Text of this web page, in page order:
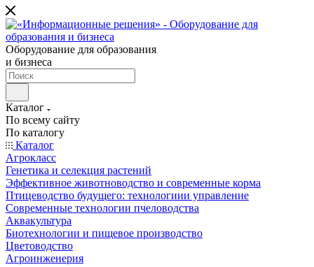
Оборудование для образования
и бизнеса
Каталог
По всему сайту
По каталогу
Каталог
Агрокласс
Генетика и селекция растений
Эффективное животноводство и современные корма
Птицеводство будущего: технологиии управление
Современные технологии пчеловодства
Аквакультура
Биотехнологии и пищевое производство
Цветоводство
Агроинженерия